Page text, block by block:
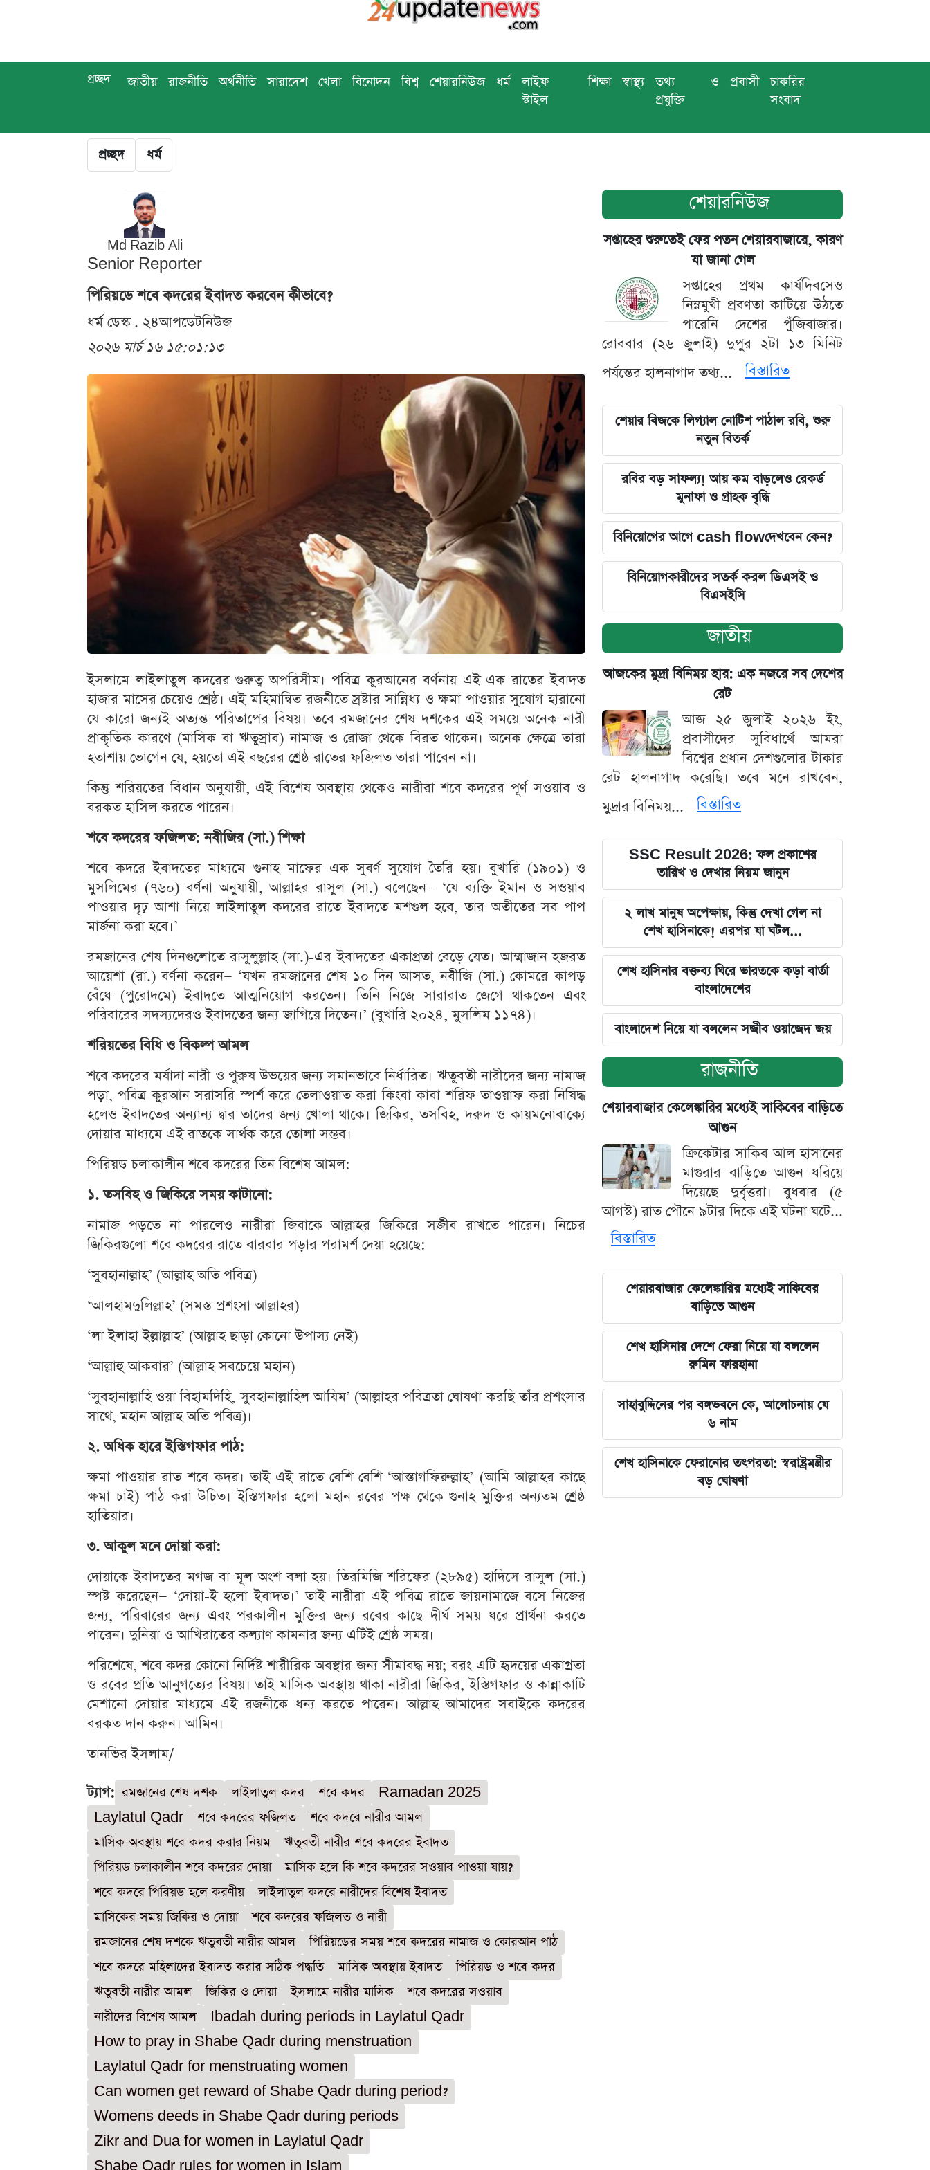
প্রচ্ছদ জাতীয় রাজনীতি অর্থনীতি সারাদেশ খেলা বিনোদন বিশ্ব শেয়ারনিউজ ধর্ম
লাইফ
স্টাইল
শিক্ষা স্বাস্থ্য
তথ্য ও
প্রযুক্তি
প্রবাসী
চাকরির
সংবাদ
প্রচ্ছদ ধর্ম
Md Razib Ali
Senior Reporter
পিরিয়ডে শবে কদরের ইবাদত করবেন কীভাবে?
ধর্ম ডেস্ক . ২৪আপডেটনিউজ
২০২৬ মার্চ ১৬ ১৫:০১:১৩
ইসলামে লাইলাতুল কদরের গুরুত্ব অপরিসীম। পবিত্র কুরআনের বর্ণনায় এই এক রাতের ইবাদত
হাজার মাসের চেয়েও শ্রেষ্ঠ। এই মহিমান্বিত রজনীতে স্রষ্টার সান্নিধ্য ও ক্ষমা পাওয়ার সুযোগ হারানো
যে কারো জন্যই অত্যন্ত পরিতাপের বিষয়। তবে রমজানের শেষ দশকের এই সময়ে অনেক নারী
প্রাকৃতিক কারণে (মাসিক বা ঋতুস্রাব) নামাজ ও রোজা থেকে বিরত থাকেন। অনেক ক্ষেত্রে তারা
হতাশায় ভোগেন যে, হয়তো এই বছরের শ্রেষ্ঠ রাতের ফজিলত তারা পাবেন না।
কিন্তু শরিয়তের বিধান অনুযায়ী, এই বিশেষ অবস্থায় থেকেও নারীরা শবে কদরের পূর্ণ সওয়াব ও
বরকত হাসিল করতে পারেন।
শবে কদরের ফজিলত: নবীজির (সা.) শিক্ষা
শবে কদরে ইবাদতের মাধ্যমে গুনাহ মাফের এক সুবর্ণ সুযোগ তৈরি হয়। বুখারি (১৯০১) ও
মুসলিমের (৭৬০) বর্ণনা অনুযায়ী, আল্লাহর রাসুল (সা.) বলেছেন— ‘যে ব্যক্তি ইমান ও সওয়াব
পাওয়ার দৃঢ় আশা নিয়ে লাইলাতুল কদরের রাতে ইবাদতে মশগুল হবে, তার অতীতের সব পাপ
মার্জনা করা হবে।’
রমজানের শেষ দিনগুলোতে রাসুলুল্লাহ (সা.)-এর ইবাদতের একাগ্রতা বেড়ে যেত। আম্মাজান হজরত
আয়েশা (রা.) বর্ণনা করেন— ‘যখন রমজানের শেষ ১০ দিন আসত, নবীজি (সা.) কোমরে কাপড়
বেঁধে (পুরোদমে) ইবাদতে আত্মনিয়োগ করতেন। তিনি নিজে সারারাত জেগে থাকতেন এবং
পরিবারের সদস্যদেরও ইবাদতের জন্য জাগিয়ে দিতেন।’ (বুখারি ২০২৪, মুসলিম ১১৭৪)।
শরিয়তের বিধি ও বিকল্প আমল
শবে কদরের মর্যাদা নারী ও পুরুষ উভয়ের জন্য সমানভাবে নির্ধারিত। ঋতুবতী নারীদের জন্য নামাজ
পড়া, পবিত্র কুরআন সরাসরি স্পর্শ করে তেলাওয়াত করা কিংবা কাবা শরিফ তাওয়াফ করা নিষিদ্ধ
হলেও ইবাদতের অন্যান্য দ্বার তাদের জন্য খোলা থাকে। জিকির, তসবিহ, দরুদ ও কায়মনোবাক্যে
দোয়ার মাধ্যমে এই রাতকে সার্থক করে তোলা সম্ভব।
পিরিয়ড চলাকালীন শবে কদরের তিন বিশেষ আমল:
১. তসবিহ ও জিকিরে সময় কাটানো:
নামাজ পড়তে না পারলেও নারীরা জিবাকে আল্লাহর জিকিরে সজীব রাখতে পারেন। নিচের
জিকিরগুলো শবে কদরের রাতে বারবার পড়ার পরামর্শ দেয়া হয়েছে:
‘সুবহানাল্লাহ’ (আল্লাহ অতি পবিত্র)
‘আলহামদুলিল্লাহ’ (সমস্ত প্রশংসা আল্লাহর)
‘লা ইলাহা ইল্লাল্লাহ’ (আল্লাহ ছাড়া কোনো উপাস্য নেই)
‘আল্লাহু আকবার’ (আল্লাহ সবচেয়ে মহান)
‘সুবহানাল্লাহি ওয়া বিহামদিহি, সুবহানাল্লাহিল আযিম’ (আল্লাহর পবিত্রতা ঘোষণা করছি তাঁর প্রশংসার
সাথে, মহান আল্লাহ অতি পবিত্র)।
২. অধিক হারে ইস্তিগফার পাঠ:
ক্ষমা পাওয়ার রাত শবে কদর। তাই এই রাতে বেশি বেশি ‘আস্তাগফিরুল্লাহ’ (আমি আল্লাহর কাছে
ক্ষমা চাই) পাঠ করা উচিত। ইস্তিগফার হলো মহান রবের পক্ষ থেকে গুনাহ মুক্তির অন্যতম শ্রেষ্ঠ
হাতিয়ার।
৩. আকুল মনে দোয়া করা:
দোয়াকে ইবাদতের মগজ বা মূল অংশ বলা হয়। তিরমিজি শরিফের (২৮৯৫) হাদিসে রাসুল (সা.)
স্পষ্ট করেছেন— ‘দোয়া-ই হলো ইবাদত।’ তাই নারীরা এই পবিত্র রাতে জায়নামাজে বসে নিজের
জন্য, পরিবারের জন্য এবং পরকালীন মুক্তির জন্য রবের কাছে দীর্ঘ সময় ধরে প্রার্থনা করতে
পারেন। দুনিয়া ও আখিরাতের কল্যাণ কামনার জন্য এটিই শ্রেষ্ঠ সময়।
পরিশেষে, শবে কদর কোনো নির্দিষ্ট শারীরিক অবস্থার জন্য সীমাবদ্ধ নয়; বরং এটি হৃদয়ের একাগ্রতা
ও রবের প্রতি আনুগত্যের বিষয়। তাই মাসিক অবস্থায় থাকা নারীরা জিকির, ইস্তিগফার ও কান্নাকাটি
মেশানো দোয়ার মাধ্যমে এই রজনীকে ধন্য করতে পারেন। আল্লাহ আমাদের সবাইকে কদরের
বরকত দান করুন। আমিন।
তানভির ইসলাম/
ট্যাগ: রমজানের শেষ দশক লাইলাতুল কদর শবে কদর
Ramadan 2025
Laylatul Qadr
শবে কদরের ফজিলত
শবে কদরে নারীর আমল
মাসিক অবস্থায় শবে কদর করার নিয়ম
ঋতুবতী নারীর শবে কদরের ইবাদত
পিরিয়ড চলাকালীন শবে কদরের দোয়া
মাসিক হলে কি শবে কদরের সওয়াব পাওয়া যায়?
শবে কদরে পিরিয়ড হলে করণীয়
লাইলাতুল কদরে নারীদের বিশেষ ইবাদত
মাসিকের সময় জিকির ও দোয়া
শবে কদরের ফজিলত ও নারী
রমজানের শেষ দশকে ঋতুবতী নারীর আমল
পিরিয়ডের সময় শবে কদরের নামাজ ও কোরআন পাঠ
শবে কদরে মহিলাদের ইবাদত করার সঠিক পদ্ধতি
মাসিক অবস্থায় ইবাদত
পিরিয়ড ও শবে কদর
ঋতুবতী নারীর আমল
জিকির ও দোয়া ইসলামে নারীর মাসিক
শবে কদরের সওয়াব
নারীদের বিশেষ আমল
Ibadah during periods in Laylatul Qadr
How to pray in Shabe Qadr during menstruation
Laylatul Qadr for menstruating women
Can women get reward of Shabe Qadr during period?
Womens deeds in Shabe Qadr during periods
Zikr and Dua for women in Laylatul Qadr
Shabe Qadr rules for women in Islam
শেয়ারনিউজ
সপ্তাহের শুরুতেই ফের পতন শেয়ারবাজারে, কারণ
যা জানা গেল
সপ্তাহের প্রথম কার্যদিবসেও
নিম্নমুখী প্রবণতা কাটিয়ে উঠতে
পারেনি দেশের পুঁজিবাজার।
রোববার (২৬ জুলাই) দুপুর ২টা ১৩ মিনিট
পর্যন্তের হালনাগাদ তথ্য...
বিস্তারিত
শেয়ার বিজকে লিগ্যাল নোটিশ পাঠাল রবি, শুরু
নতুন বিতর্ক
রবির বড় সাফল্য! আয় কম বাড়লেও রেকর্ড
মুনাফা ও গ্রাহক বৃদ্ধি
বিনিয়োগের আগে cash flowদেখবেন কেন?
বিনিয়োগকারীদের সতর্ক করল ডিএসই ও
বিএসইসি
জাতীয়
আজকের মুদ্রা বিনিময় হার: এক নজরে সব দেশের
রেট
আজ ২৫ জুলাই ২০২৬ ইং,
প্রবাসীদের সুবিধার্থে আমরা
বিশ্বের প্রধান দেশগুলোর টাকার
রেট হালনাগাদ করেছি। তবে মনে রাখবেন,
মুদ্রার বিনিময়...
বিস্তারিত
SSC Result 2026: ফল প্রকাশের
তারিখ ও দেখার নিয়ম জানুন
২ লাখ মানুষ অপেক্ষায়, কিন্তু দেখা গেল না
শেখ হাসিনাকে! এরপর যা ঘটল...
শেখ হাসিনার বক্তব্য ঘিরে ভারতকে কড়া বার্তা
বাংলাদেশের
বাংলাদেশ নিয়ে যা বললেন সজীব ওয়াজেদ জয়
রাজনীতি
শেয়ারবাজার কেলেঙ্কারির মধ্যেই সাকিবের বাড়িতে
আগুন
ক্রিকেটার সাকিব আল হাসানের
মাগুরার বাড়িতে আগুন ধরিয়ে
দিয়েছে দুর্বৃত্তরা। বুধবার (৫
আগস্ট) রাত পৌনে ৯টার দিকে এই ঘটনা ঘটে...
বিস্তারিত
শেয়ারবাজার কেলেঙ্কারির মধ্যেই সাকিবের
বাড়িতে আগুন
শেখ হাসিনার দেশে ফেরা নিয়ে যা বললেন
রুমিন ফারহানা
সাহাবুদ্দিনের পর বঙ্গভবনে কে, আলোচনায় যে
৬ নাম
শেখ হাসিনাকে ফেরানোর তৎপরতা: স্বরাষ্ট্রমন্ত্রীর
বড় ঘোষণা